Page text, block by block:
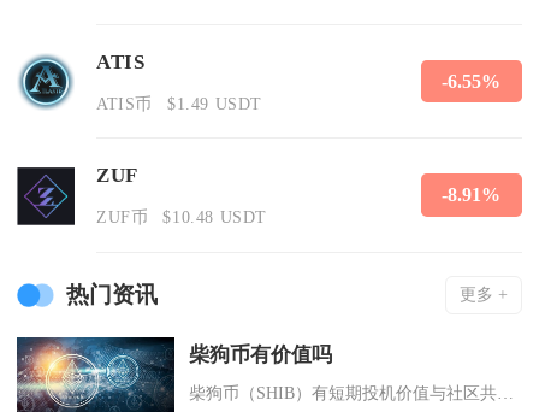
ATIS
ATIS币 $1.49 USDT
-6.55%
ZUF
ZUF币 $10.48 USDT
-8.91%
热门资讯 更多 +
柴狗币有价值吗